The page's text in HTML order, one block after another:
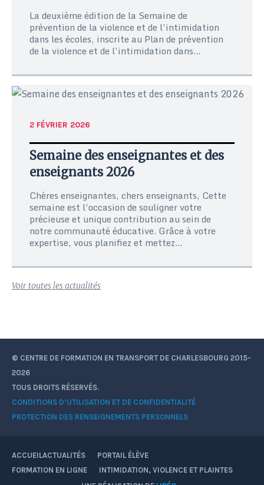
La deuxième édition de la Semaine de
prévention de la violence et de l’intimidation
dans les écoles, inscrite au Plan de prévention
de la violence et de l’intimidation dans...
2 FÉVRIER 2026
Semaine des enseignantes et des
enseignants 2026
Chères enseignantes, chers enseignants, Cette
semaine est l’occasion de souligner votre
précieuse et unique contribution au sein de
notre communauté éducative. Grâce à votre
expertise, vous planifiez et mettez...
Voir toutes les actualités
© CENTRE DE FORMATION EN TRANSPORT DE CHARLESBOURG 2015-
2026
TOUS DROITS RÉSERVÉS.
CONDITIONS D’UTILISATION ET DE CONFIDENTIALITÉ
PROTECTION DES RENSEIGNEMENTS PERSONNELS
ACCUEILACTUALITÉS
PORTAIL ÉLÈVE
FORMATION EN LIGNE
INTIMIDATION, VIOLENCE ET PLAINTES
Instagram